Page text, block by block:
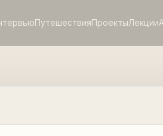
ПутешествияПроектыЛекции